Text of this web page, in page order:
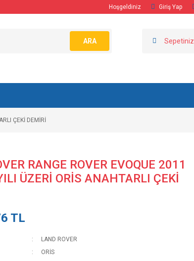
Hoşgeldiniz Giriş Yap
ARA Sepetiniz
ÇEKİ DEMİRİ
RANGE ROVER EVOQUE 2011
ÜZERİ ORİS ANAHTARLI ÇEKİ
TL
LAND ROVER
ORİS